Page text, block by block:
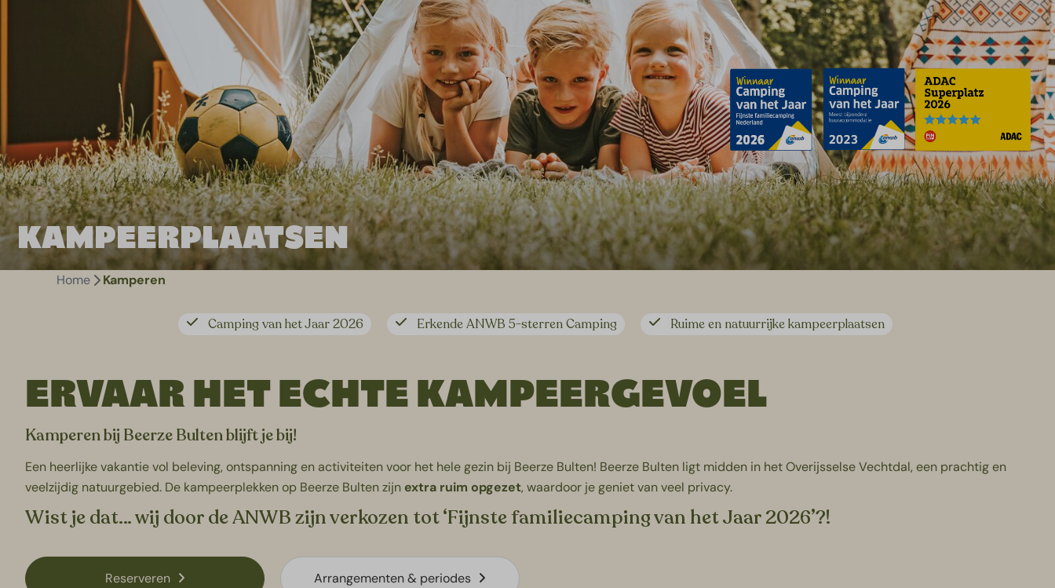
KAMPEERPLAATSEN
Home Kamperen
Camping van het Jaar 2026 Erkende ANWB 5-sterren Camping Ruime en natuurrijke kampeerplaatsen
ERVAAR HET ECHTE KAMPEERGEVOEL
Kamperen bij Beerze Bulten blijft je bij!
Een heerlijke vakantie vol beleving, ontspanning en activiteiten voor het hele gezin bij Beerze Bulten! Beerze Bulten ligt midden in het Overijsselse Vechtdal, een prachtig en
veelzijdig natuurgebied. De kampeerplekken op Beerze Bulten zijn extra ruim opgezet, waardoor je geniet van veel privacy.
Wist je dat… wij door de ANWB zijn verkozen tot ‘Fijnste familiecamping van het Jaar 2026’?!
Reserveren Arrangementen & periodes